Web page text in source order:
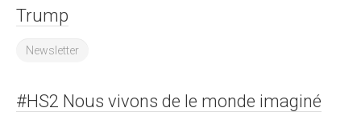
Trump
Newsletter
#HS2 Nous vivons de le monde imaginé